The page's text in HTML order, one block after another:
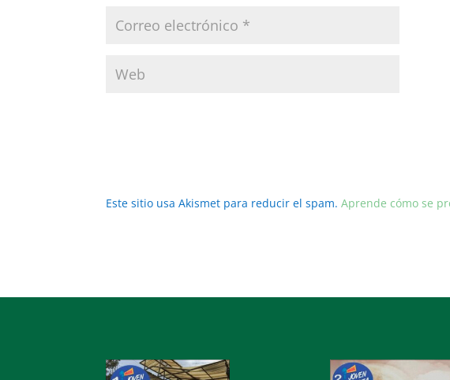
Este sitio usa Akismet para reducir el spam.Aprende cómo se
Reproductor
Reproductor